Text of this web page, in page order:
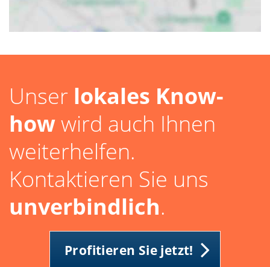
Unser lokales Know-
howwird auch Ihnen
weiterhelfen.
Kontaktieren Sie uns
unverbindlich.
Profitieren Sie jetzt!